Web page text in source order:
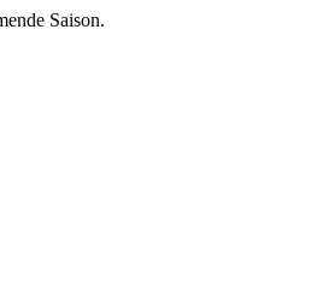
Saison.